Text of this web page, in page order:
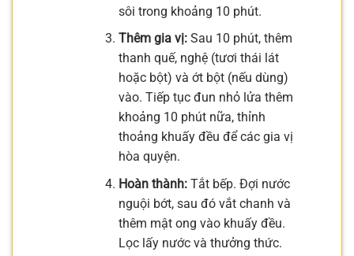
sôi trong khoảng 10 phút.
Thêm gia vị:Sau 10 phút, thêm
thanh quế, nghệ (tươi thái lát
hoặc bột) và ớt bột (nếu dùng)
vào. Tiếp tục đun nhỏ lửa thêm
khoảng 10 phút nữa, thỉnh
thoảng khuấy đều để các gia vị
hòa quyện.
Hoàn thành:Tắt bếp. Đợi nước
nguội bớt, sau đó vắt chanh và
thêm mật ong vào khuấy đều.
Lọc lấy nước và thưởng thức.